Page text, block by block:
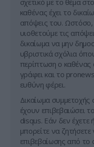
σχετικό με το θέμα
καθένας έχει το
απόψεις του. Ωστόσο,
υιοθετούμε τις
δικαίωμα να μην
υβριστικά σχόλια
περίπτωση ο
γράφει και το
ευθύνη φέρει.
Δικαίωμα
έχουν επιβεβαιώσει
disqus. Εάν δεν έχετε
μπορείτε να
επιβεβαίωσης από το